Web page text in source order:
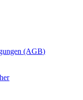
(AGB)